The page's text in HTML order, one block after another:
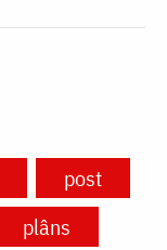
post
plâns